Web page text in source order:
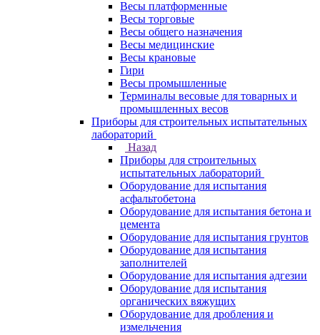
Весы платформенные
Весы торговые
Весы общего назначения
Весы медицинские
Весы крановые
Гири
Весы промышленные
Терминалы весовые для товарных и
промышленных весов
Приборы для строительных испытательных
лабораторий
Назад
Приборы для строительных
испытательных лабораторий
Оборудование для испытания
асфальтобетона
Оборудование для испытания бетона и
цемента
Оборудование для испытания грунтов
Оборудование для испытания
заполнителей
Оборудование для испытания адгезии
Оборудование для испытания
органических вяжущих
Оборудование для дробления и
измельчения